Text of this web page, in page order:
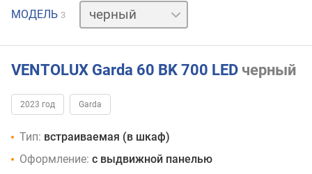
МОДЕЛЬ 3
белый
нержавейка
VENTOLUX Garda 60 BK 700 LED черный
2023 год Garda
Тип: встраиваемая (в шкаф)
Оформление: с выдвижной панелью